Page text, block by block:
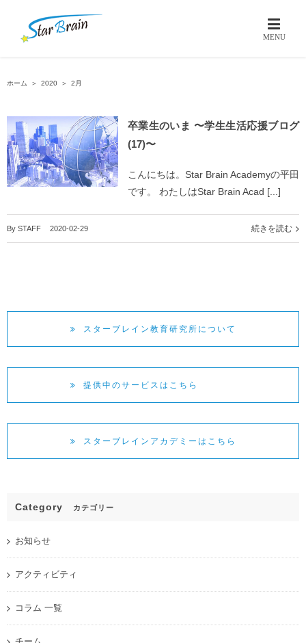
ホーム ＞ 2020 ＞ 2月
卒業生のいま 〜学生生活応援ブログ
(17)〜
こんにちは。Star Brain Academyの平田
です。 わたしはStar Brain Acad [...]
By STAFF 2020-02-29 続きを読む
スターブレイン教育研究所について
提供中のサービスはこちら
スターブレインアカデミーはこちら
Category カテゴリー
お知らせ
アクティビティ
コラム 一覧